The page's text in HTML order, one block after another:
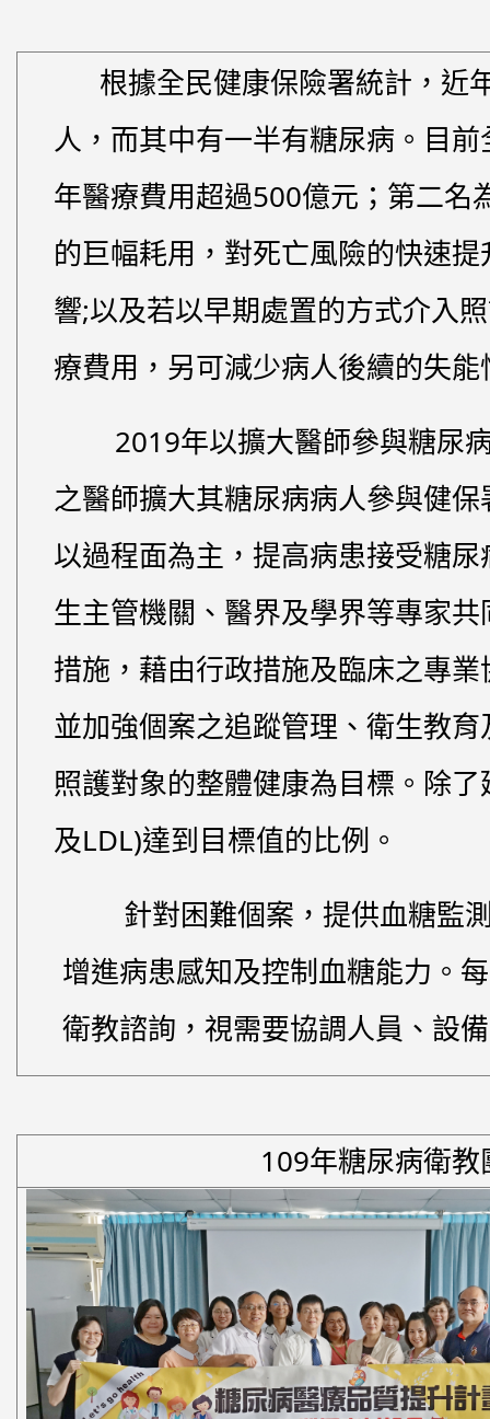
根據全民健康保險署統計，近
人，而其中有一半有糖尿病。目
年醫療費用超過500億元；第二名
的巨幅耗用，對死亡風險的快速
響;以及若以早期處置的方式介入
療費用，另可減少病人後續的失
2019年以擴大醫師參與糖尿病
之醫師擴大其糖尿病病人參與健
以過程面為主，提高病患接受糖
生主管機關、醫界及學界等專家
措施，藉由行政措施及臨床之專
並加強個案之追蹤管理、衛生教
照護對象的整體健康為目標。除
及LDL)達到目標值的比例。
針對困難個案，提供血糖監測
增進病患感知及控制血糖能力。
衛教諮詢，視需要協調人員、設
109年糖尿病衛